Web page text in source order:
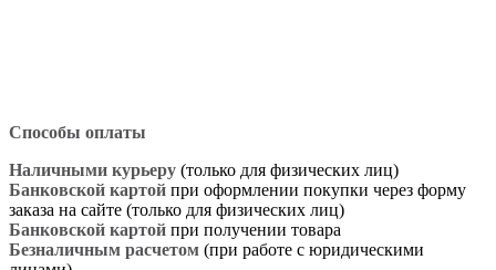
Способы оплаты
Наличными курьеру (только для физических лиц)
Банковской картой при оформлении покупки через форму
заказа на сайте (только для физических лиц)
Банковской картой при получении товара
Безналичным расчетом (при работе с юридическими